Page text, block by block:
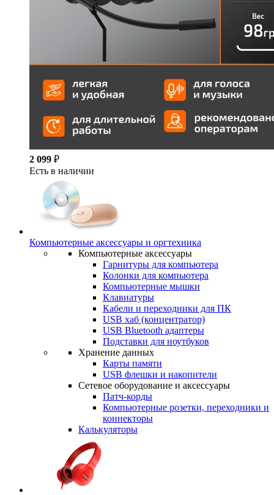
2 099 ₽
Есть в наличии
Компьютерные аксессуары и оргтехника
Компьютерные аксессуары
Гарнитуры для компьютера
Колонки для компьютера
Компьютерные мышки
Клавиатуры
Кабели и переходники для ПК
USB хаб (концентратор)
USB Bluetooth адаптеры
Подставки для ноутбуков
Хранение данных
Карты памяти
USB флешки и накопители
Сетевое оборудование и аксессуары
Патч-корды
Компьютерные розетки, переходники и
коннекторы
Калькуляторы